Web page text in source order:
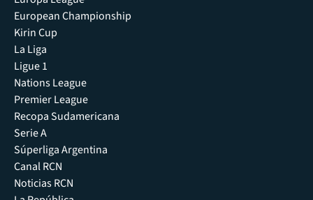
European Championship
Kirin Cup
La Liga
Ligue 1
Nations League
Premier League
Recopa Sudamericana
Serie A
Súperliga Argentina
Canal RCN
Noticias RCN